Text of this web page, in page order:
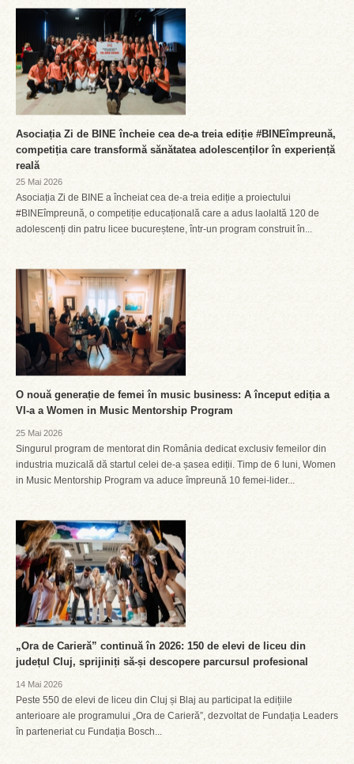
Asociația Zi de BINE încheie cea de-a treia ediție #BINEîmpreună,
competiția care transformă sănătatea adolescenților în experiență
reală
25 Mai 2026
Asociația Zi de BINE a încheiat cea de-a treia ediție a proiectului
#BINEîmpreună, o competiție educațională care a adus laolaltă 120 de
adolescenți din patru licee bucureștene, într-un program construit în...
O nouă generație de femei în music business: A început ediția a
VI-a a Women in Music Mentorship Program
25 Mai 2026
Singurul program de mentorat din România dedicat exclusiv femeilor din
industria muzicală dă startul celei de-a șasea ediții. Timp de 6 luni, Women
in Music Mentorship Program va aduce împreună 10 femei-lider...
„Ora de Carieră” continuă în 2026: 150 de elevi de liceu din
județul Cluj, sprijiniți să-și descopere parcursul profesional
14 Mai 2026
Peste 550 de elevi de liceu din Cluj și Blaj au participat la edițiile
anterioare ale programului „Ora de Carieră”, dezvoltat de Fundația Leaders
în parteneriat cu Fundația Bosch...